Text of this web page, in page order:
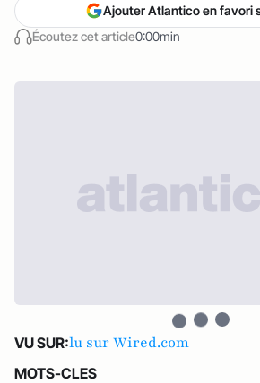
Écoutez cet article0:00min
Ajouter Atlantico en favori
VU SUR:lu sur Wired.com
MOTS-CLES